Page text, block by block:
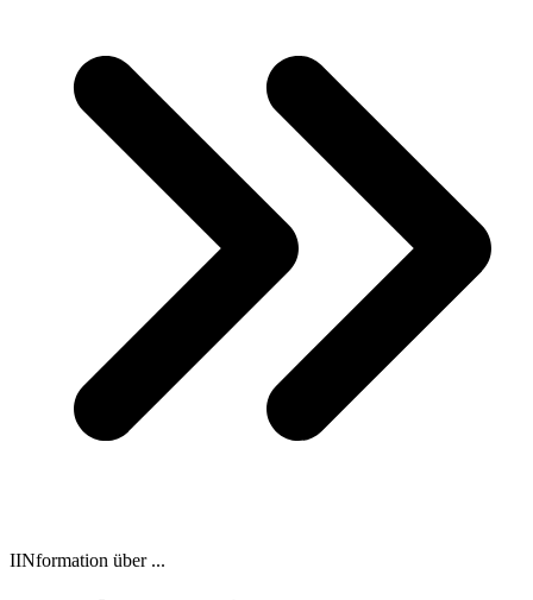
IINformation über ...